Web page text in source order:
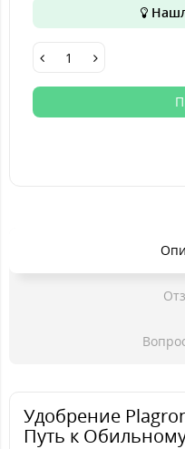
Удобрение
Путь к